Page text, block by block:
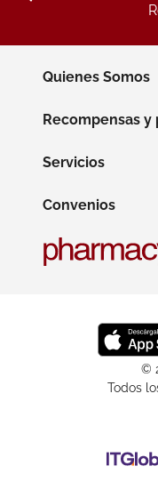
Quienes Somos
Recompensas
Servicios
Convenios
©
Todos